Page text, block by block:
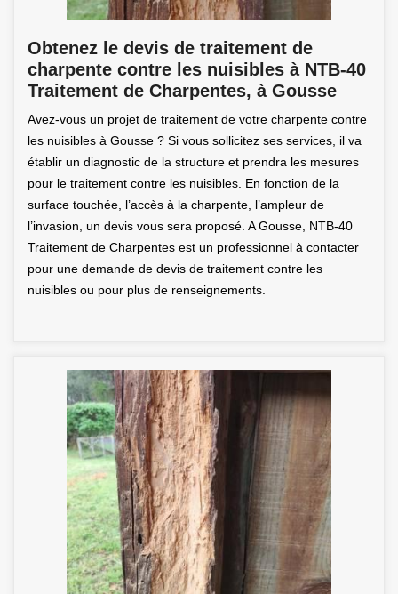
Obtenez le devis de traitement de
charpente contre les nuisibles à NTB-40
Traitement de Charpentes, à Gousse
Avez-vous un projet de traitement de votre charpente contre
les nuisibles à Gousse ? Si vous sollicitez ses services, il va
établir un diagnostic de la structure et prendra les mesures
pour le traitement contre les nuisibles. En fonction de la
surface touchée, l’accès à la charpente, l’ampleur de
l’invasion, un devis vous sera proposé. A Gousse, NTB-40
Traitement de Charpentes est un professionnel à contacter
pour une demande de devis de traitement contre les
nuisibles ou pour plus de renseignements.